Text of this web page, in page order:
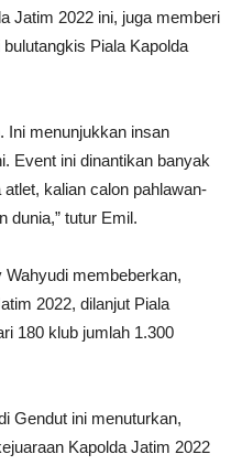
Jatim 2022 ini, juga memberi
Piala Kapolda
Ini menunjukkan insan
Event ini dinantikan banyak
kalian calon pahlawan-
dunia,” tutur Emil.
membeberkan,
2022, dilanjut Piala
180 klub jumlah 1.300
Gendut ini menuturkan,
Kapolda Jatim 2022